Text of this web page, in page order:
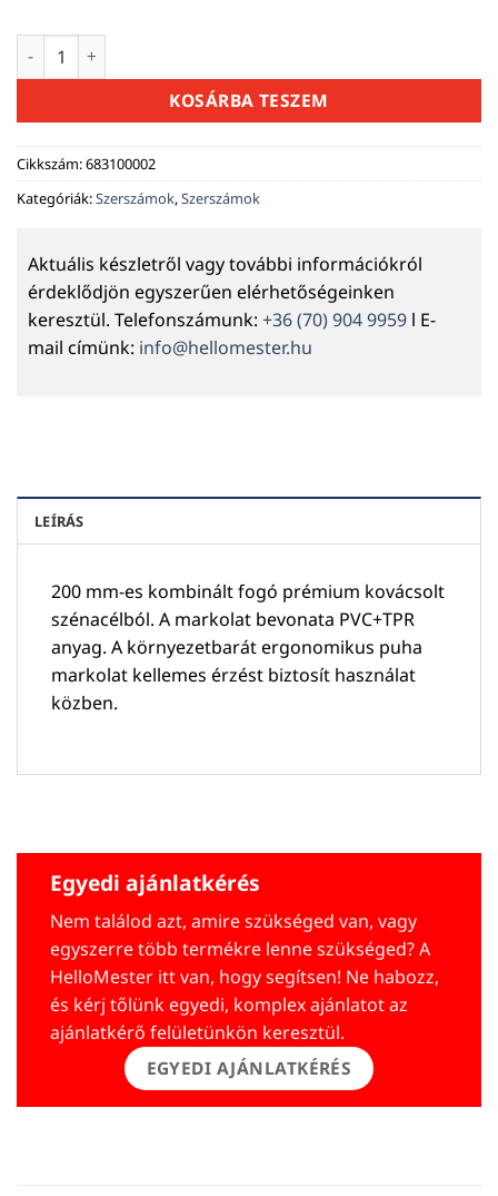
Kombinált fogó 200mm mennyiség
KOSÁRBA TESZEM
Cikkszám:683100002
Kategóriák:Szerszámok,Szerszámok
Aktuális készletről vagy további információkról
érdeklődjön egyszerűen elérhetőségeinken
keresztül. Telefonszámunk: +36 (70) 904 9959 l E-
mail címünk: info@hellomester.hu
LEÍRÁS
200 mm-es kombinált fogó prémium kovácsolt
szénacélból. A markolat bevonata PVC+TPR
anyag. A környezetbarát ergonomikus puha
markolat kellemes érzést biztosít használat
közben.
Egyedi ajánlatkérés
Nem találod azt, amire szükséged van, vagy
egyszerre több termékre lenne szükséged? A
HelloMester itt van, hogy segítsen! Ne habozz,
és kérj tőlünk egyedi, komplex ajánlatot az
ajánlatkérő felületünkön keresztül.
EGYEDI AJÁNLATKÉRÉS